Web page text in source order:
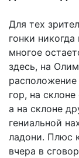
Для тех
гонки
многое
здесь, на
гор, на
а на склоне
гениальной
ладони. Плюс
вчера в